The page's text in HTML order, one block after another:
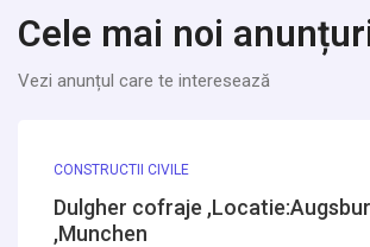
Cele mai noi
Vezi anunțul care te interesează
CONSTRUCTII CIVILE
Dulgher cofraje
,Munchen